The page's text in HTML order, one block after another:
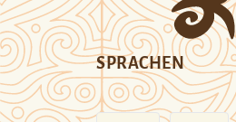
SPRACHEN